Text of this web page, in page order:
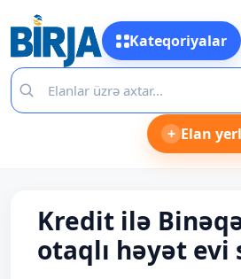
Kateqoriyalar
+ Elan
Kredit ilə
otaqlı həyət evi